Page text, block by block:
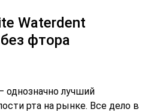
Waterdent
фтора
однозначно лучший
рта на рынке. Все дело в